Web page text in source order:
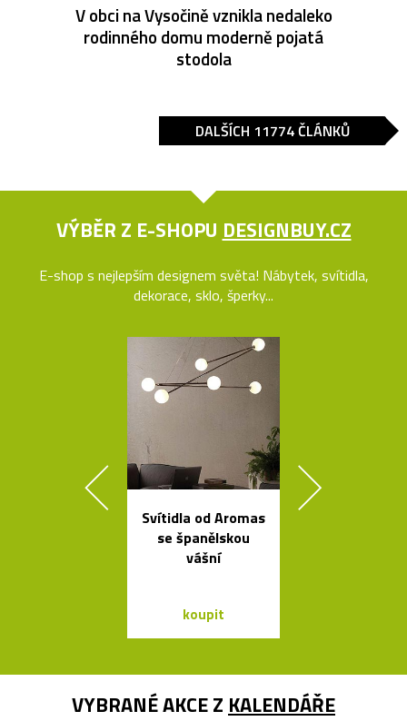
V obci na Vysočině vznikla nedaleko
rodinného domu moderně pojatá
stodola
DALŠÍCH 11774 ČLÁNKŮ
VÝBĚR Z E-SHOPU DESIGNBUY.CZ
E-shop s nejlepším designem světa! Nábytek, svítidla,
dekorace, sklo, šperky...
Svítidla od Aromas
se španělskou
vášní
koupit
VYBRANÉ AKCE Z KALENDÁŘE